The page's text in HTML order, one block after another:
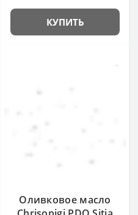
КУПИТЬ
Оливковое масло